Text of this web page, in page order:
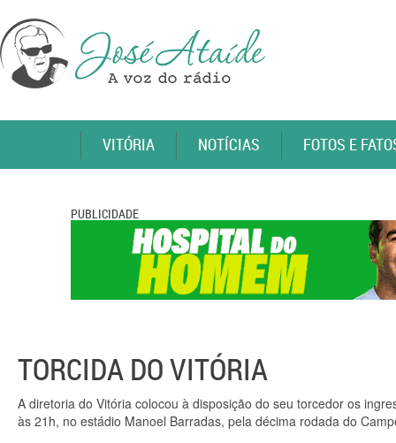
VITÓRIA NOTÍCIAS FOTOS E
PUBLICIDADE
TORCIDA DO VITÓRIA
A diretoria do Vitória colocou à disposição do seu torcedor os
às 21h, no estádio Manoel Barradas, pela décima rodada do